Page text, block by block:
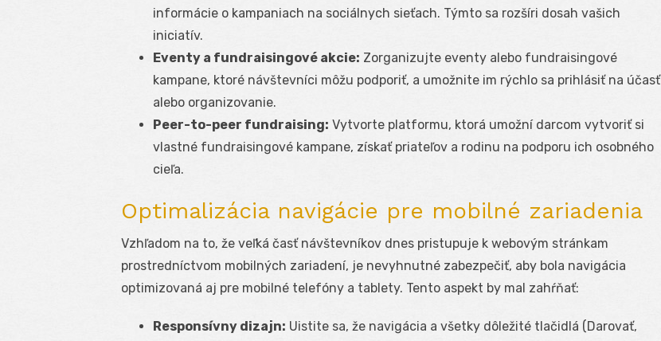
informácie o kampaniach na sociálnych sieťach. Týmto sa rozšíri dosah vašich
iniciatív.
Eventy a fundraisingové akcie: Zorganizujte eventy alebo fundraisingové
kampane, ktoré návštevníci môžu podporiť, a umožnite im rýchlo sa prihlásiť na účasť
alebo organizovanie.
Peer-to-peer fundraising: Vytvorte platformu, ktorá umožní darcom vytvoriť si
vlastné fundraisingové kampane, získať priateľov a rodinu na podporu ich osobného
cieľa.
Optimalizácia navigácie pre mobilné zariadenia
Vzhľadom na to, že veľká časť návštevníkov dnes pristupuje k webovým stránkam
prostredníctvom mobilných zariadení, je nevyhnutné zabezpečiť, aby bola navigácia
optimizovaná aj pre mobilné telefóny a tablety. Tento aspekt by mal zahŕňať:
Responsívny dizajn: Uistite sa, že navigácia a všetky dôležité tlačidlá (Darovať,